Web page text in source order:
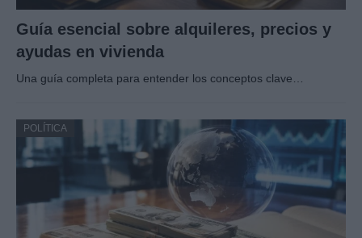
Guía esencial sobre alquileres, precios y
ayudas en vivienda
Una guía completa para entender los conceptos clave…
POLÍTICA